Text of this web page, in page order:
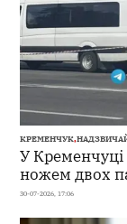
КРЕМЕНЧУК,
У
ножем двох
30-07-2026, 17:06